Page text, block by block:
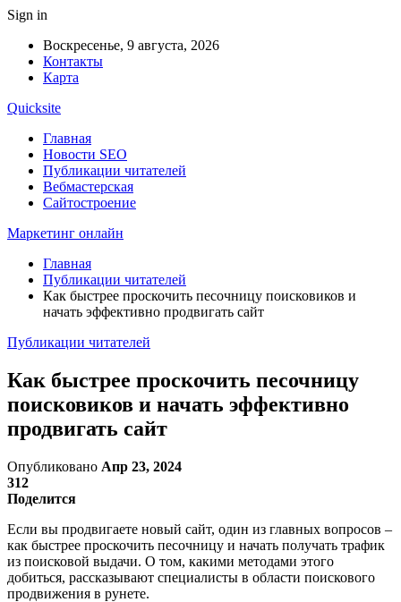
Sign in
Воскресенье, 9 августа, 2026
Контакты
Карта
Quicksite
Главная
Новости SEO
Публикации читателей
Вебмастерская
Сайтостроение
Маркетинг онлайн
Главная
Публикации читателей
Как быстрее проскочить песочницу поисковиков и
начать эффективно продвигать сайт
Публикации читателей
Как быстрее проскочить песочницу
поисковиков и начать эффективно
продвигать сайт
Опубликовано Апр 23, 2024
312
Поделится
Если вы продвигаете новый сайт, один из главных вопросов –
как быстрее проскочить песочницу и начать получать трафик
из поисковой выдачи. О том, какими методами этого
добиться, рассказывают специалисты в области поискового
продвижения в рунете.